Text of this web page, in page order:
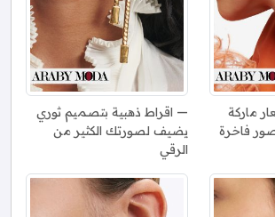
ماركة
صور فاخرة
اقراط ذهبية بتصميم ثوري
يضيف لصورتك الكثير من
الرقي